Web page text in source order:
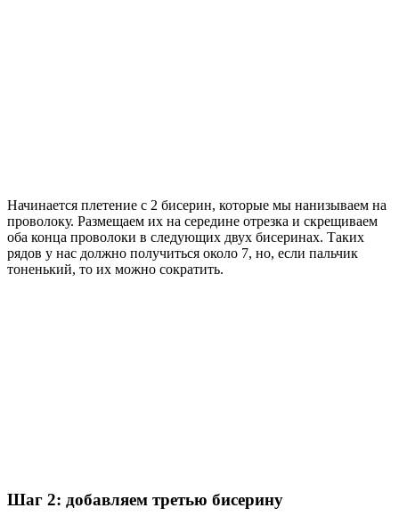
Начинается плетение с 2 бисерин, которые мы нанизываем на
проволоку. Размещаем их на середине отрезка и скрещиваем
оба конца проволоки в следующих двух бисеринах. Таких
рядов у нас должно получиться около 7, но, если пальчик
тоненький, то их можно сократить.
Шаг 2: добавляем третью бисерину